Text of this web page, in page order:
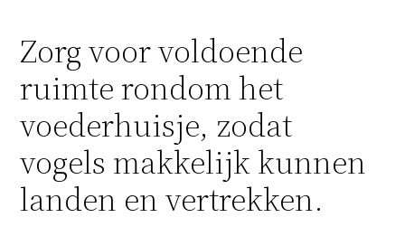
Zorg voor voldoende
ruimte rondom het
voederhuisje, zodat
vogels makkelijk kunnen
landen en vertrekken.